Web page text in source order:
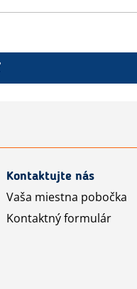
Kontaktujte nás
Vaša miestna pobočka
Kontaktný formulár